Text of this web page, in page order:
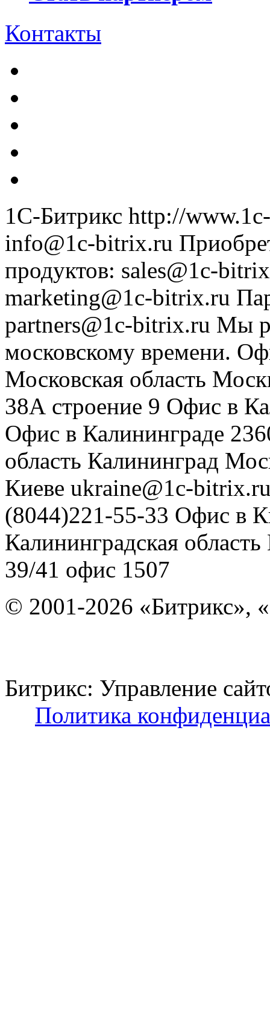
Контакты
1С-Битрикс http://
info@1c-bitrix.ru
продуктов: sales@1c-
marketing@1c-bitrix.ru
partners@1c-bitrix.ru Мы
московскому времени.
Московская область
38А строение 9 Офис в
Офис в Калининграде
область Калининград
Киеве ukraine@1c-
(8044)221-55-33 Офис в
Калининградская область
39/41 офис 1507
© 2001-2026 «Битрикс»,
Битрикс: Управление
Политика